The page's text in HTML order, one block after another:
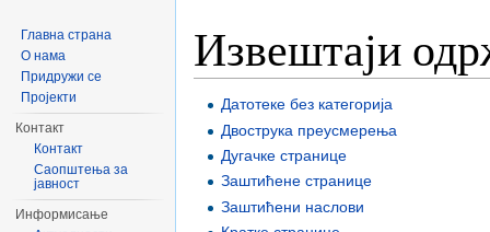
Извештаји
Датотеке без категорија
Двострука преусмерења
Дугачке странице
Заштићене странице
Заштићени наслови
Главна страна
О нама
Придружи се
Пројекти
Контакт
Контакт
Саопштења за
јавност
Информисање